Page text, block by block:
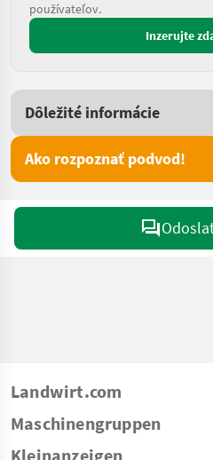
používateľov.
Inzerujte
Dôležité informácie
Ako rozpoznať podvod!
Landwirt.com
Maschinengruppen
Kleinanzeigen